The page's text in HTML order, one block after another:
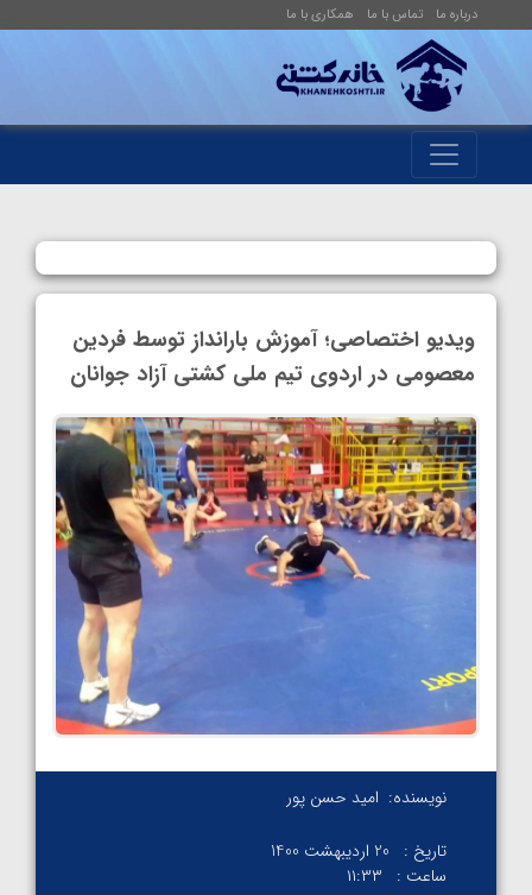
درباره ما تماس با ما همکاری با ما
ویدیو اختصاصی؛ آموزش بارانداز توسط فردین
معصومی در اردوی تیم ملی کشتی آزاد جوانان
نویسنده: امید حسن پور
تاریخ :
20 اردیبهشت 1400
ساعت :
۱۱:۳۳